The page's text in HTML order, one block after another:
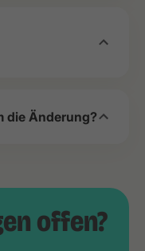
die Änderung?
offen?